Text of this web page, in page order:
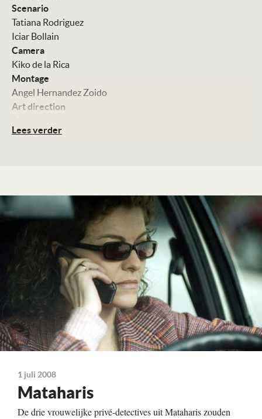
Scenario
Tatiana Rodriguez
Iciar Bollain
Camera
Kiko de la Rica
Montage
Angel Hernandez Zoido
Art direction
Muziek
Nuria Gunzalez
Tristan Ullola
Kleur, 100 minuten
Distributie
A-Film
Te zien
vanaf 7 augustus
Lees verder
1 juli 2008
Mataharis
De drie vrouwelijke privé-detectives uit Mataharis zouden